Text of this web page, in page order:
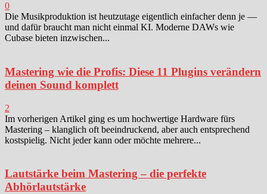
0
Die Musikproduktion ist heutzutage eigentlich einfacher denn je —
und dafür braucht man nicht einmal KI. Moderne DAWs wie
Cubase bieten inzwischen...
Mastering wie die Profis: Diese 11 Plugins verändern
deinen Sound komplett
2
Im vorherigen Artikel ging es um hochwertige Hardware fürs
Mastering – klanglich oft beeindruckend, aber auch entsprechend
kostspielig. Nicht jeder kann oder möchte mehrere...
Lautstärke beim Mastering – die perfekte
Abhörlautstärke